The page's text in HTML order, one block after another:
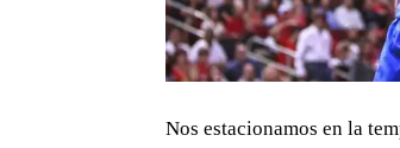
Nos estacionamos en la